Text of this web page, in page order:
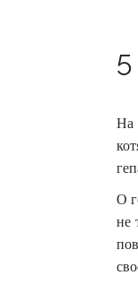
На
О
не